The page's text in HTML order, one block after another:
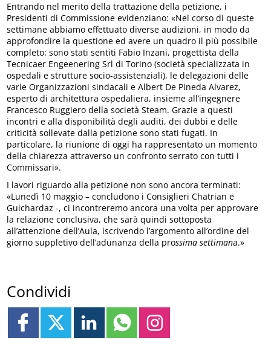
Entrando nel merito della trattazione della petizione, i
Presidenti di Commissione evidenziano: «Nel corso di queste
settimane abbiamo effettuato diverse audizioni, in modo da
approfondire la questione ed avere un quadro il più possibile
completo: sono stati sentiti Fabio Inzani, progettista della
Tecnicaer Engeenering Srl di Torino (società specializzata in
ospedali e strutture socio-assistenziali), le delegazioni delle
varie Organizzazioni sindacali e Albert De Pineda Alvarez,
esperto di architettura ospedaliera, insieme all’ingegnere
Francesco Ruggiero della società Steam. Grazie a questi
incontri e alla disponibilità degli auditi, dei dubbi e delle
criticità sollevate dalla petizione sono stati fugati. In
particolare, la riunione di oggi ha rappresentato un momento
della chiarezza attraverso un confronto serrato con tutti i
Commissari».
I lavori riguardo alla petizione non sono ancora terminati:
«Lunedì 10 maggio – concludono i Consiglieri Chatrian e
Guichardaz -, ci incontreremo ancora una volta per approvare
la relazione conclusiva, che sarà quindi sottoposta
all’attenzione dell’Aula, iscrivendo l’argomento all’ordine del
giorno suppletivo dell’adunanza della prossima settimana.»
Condividi